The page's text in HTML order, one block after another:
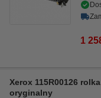
1
Xerox 115R00126
oryginalny